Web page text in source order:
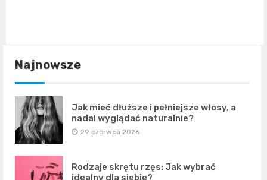
Najnowsze
Jak mieć dłuższe i pełniejsze włosy, a
nadal wyglądać naturalnie?
29 czerwca 2026
Rodzaje skrętu rzęs: Jak wybrać
idealny dla siebie?